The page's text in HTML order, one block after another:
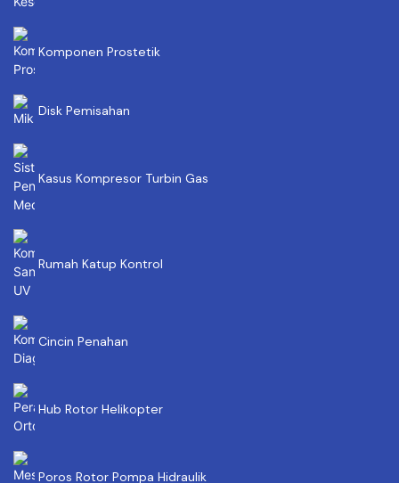
Komponen Prostetik
Disk Pemisahan
Kasus Kompresor Turbin Gas
Rumah Katup Kontrol
Cincin Penahan
Hub Rotor Helikopter
Poros Rotor Pompa Hidraulik